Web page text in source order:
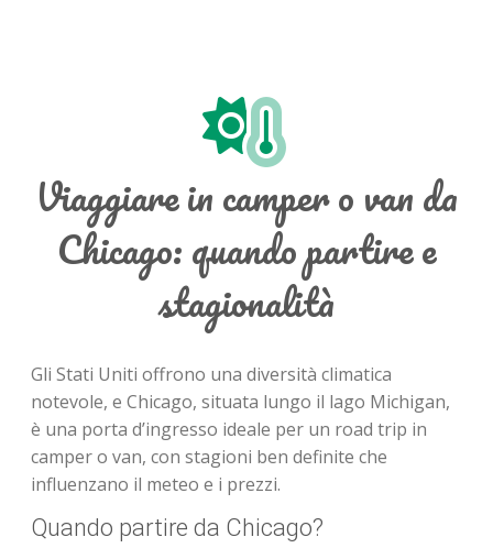
Viaggiare in camper o van da
Chicago: quando partire e
stagionalità
Gli Stati Uniti offrono una diversità climatica
notevole, e Chicago, situata lungo il lago Michigan,
è una porta d’ingresso ideale per un road trip in
camper o van, con stagioni ben definite che
influenzano il meteo e i prezzi.
Quando partire da Chicago?